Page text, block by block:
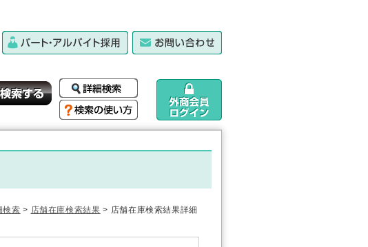
検索 > 店舗在庫検索結果 > 店舗在庫検索結果詳細